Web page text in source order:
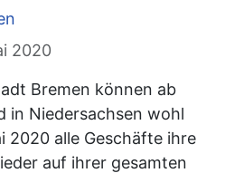
2020
Bremen können ab
in Niedersachsen wohl
2020 alle Geschäfte ihre
auf ihrer gesamten